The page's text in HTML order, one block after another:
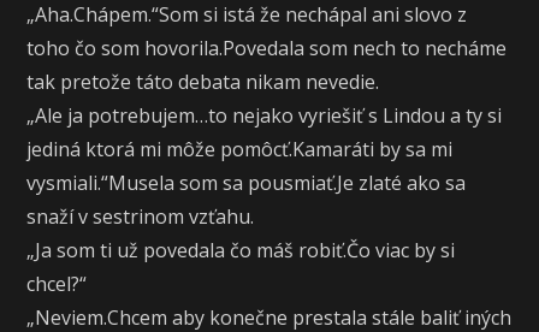
„Aha.Chápem.“Som si istá že nechápal ani slovo z
toho čo som hovorila.Povedala som nech to necháme
tak pretože táto debata nikam nevedie.
„Ale ja potrebujem…to nejako vyriešiť s Lindou a ty si
jediná ktorá mi môže pomôcť.Kamaráti by sa mi
vysmiali.“Musela som sa pousmiať.Je zlaté ako sa
snaží v sestrinom vzťahu.
„Ja som ti už povedala čo máš robiť.Čo viac by si
chcel?“
„Neviem.Chcem aby konečne prestala stále baliť iných